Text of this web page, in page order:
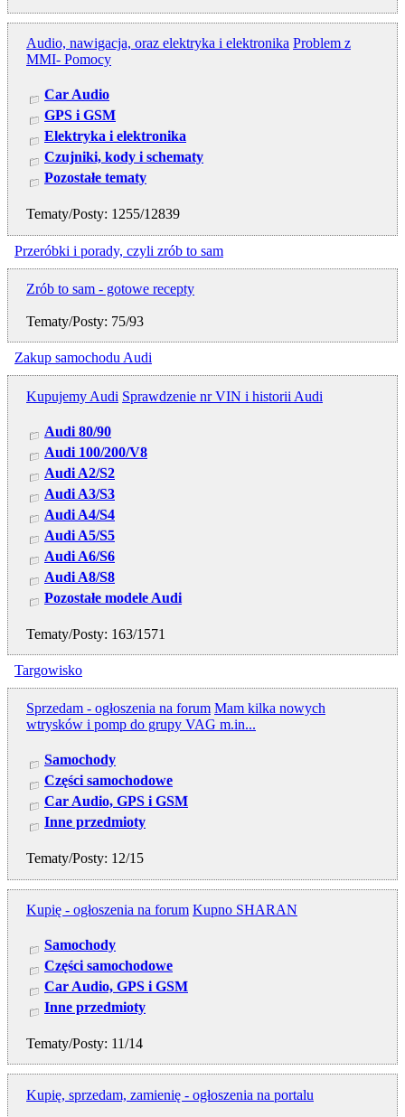
Audio, nawigacja, oraz elektryka i elektronika Problem z
MMI- Pomocy
Car Audio
GPS i GSM
Elektryka i elektronika
Czujniki, kody i schematy
Pozostałe tematy
Tematy/Posty: 1255/12839
Przeróbki i porady, czyli zrób to sam
Zrób to sam - gotowe recepty
Tematy/Posty: 75/93
Zakup samochodu Audi
Kupujemy Audi Sprawdzenie nr VIN i historii Audi
Audi 80/90
Audi 100/200/V8
Audi A2/S2
Audi A3/S3
Audi A4/S4
Audi A5/S5
Audi A6/S6
Audi A8/S8
Pozostałe modele Audi
Tematy/Posty: 163/1571
Targowisko
Sprzedam - ogłoszenia na forum Mam kilka nowych
wtrysków i pomp do grupy VAG m.in...
Samochody
Części samochodowe
Car Audio, GPS i GSM
Inne przedmioty
Tematy/Posty: 12/15
Kupię - ogłoszenia na forum Kupno SHARAN
Samochody
Części samochodowe
Car Audio, GPS i GSM
Inne przedmioty
Tematy/Posty: 11/14
Kupię, sprzedam, zamienię - ogłoszenia na portalu